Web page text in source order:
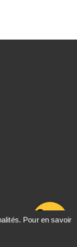
Pour en savoir